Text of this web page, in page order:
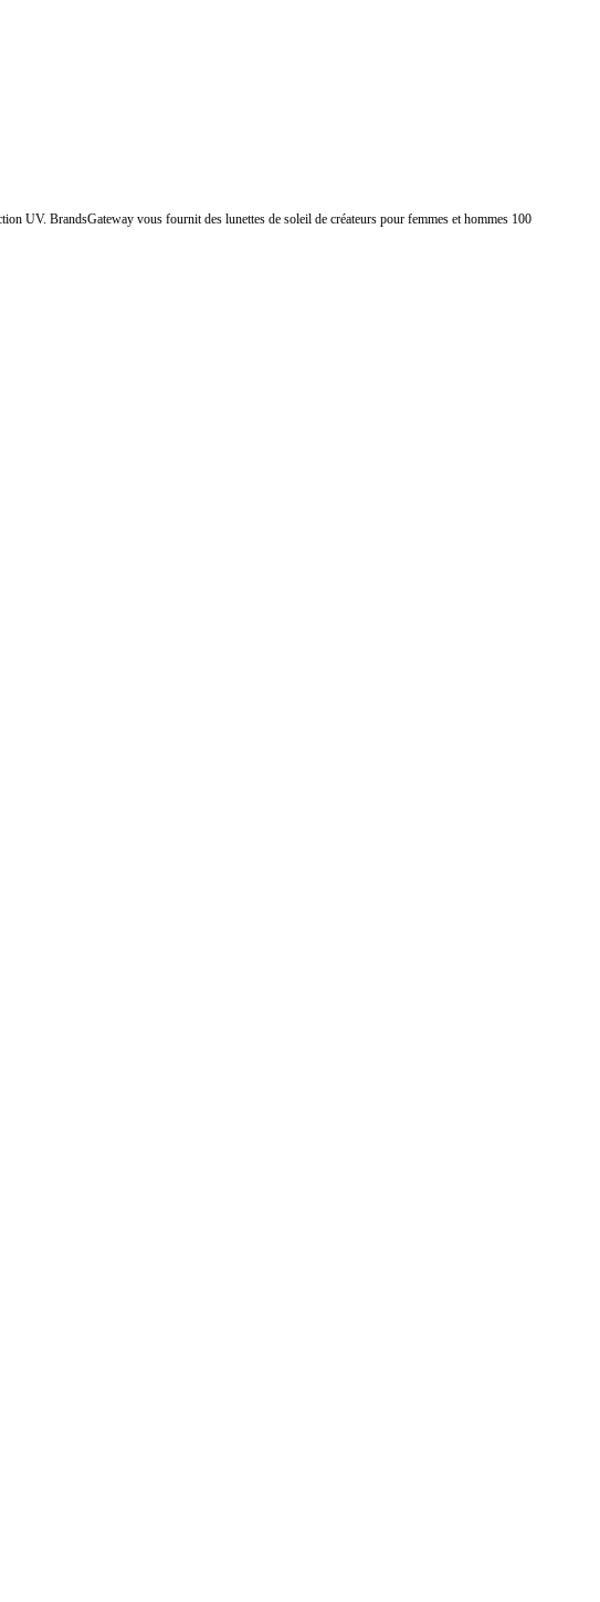
UV. BrandsGateway vous fournit des lunettes de soleil de créateurs pour femmes et hommes 100